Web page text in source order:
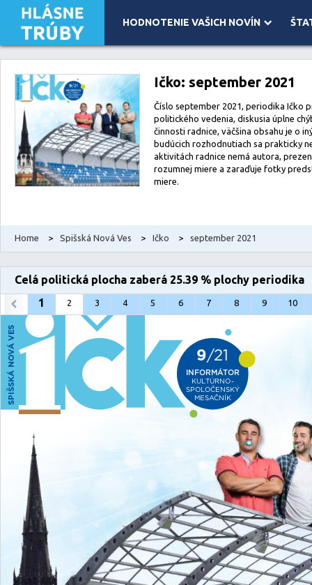
HODNOTENIE VAŠICH NOVÍN
Leaflet| Map data ©OpenStreetMapcontributors, Imagery ©Mapbox
Ičko: september 2021
Číslo september 2021, periodika Ičko
politického vedenia, diskusia úplne
činnosti radnice, väčšina obsahu je o
budúcich rozhodnutiach sa prakticky
aktivitách radnice nemá autora,
rozumnej miere a zaraďuje fotky
miere.
Home > Spišská Nová Ves > Ičko > september 2021
Celá politická plocha zaberá 25.39 % plochy periodika
1
2 3 4 5 6 7 8 9 10